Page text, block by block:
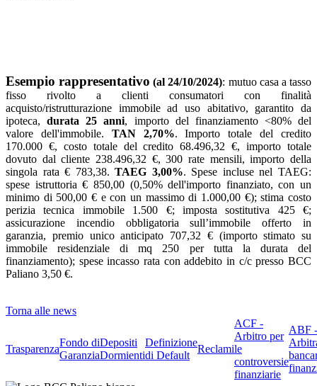
Esempio rappresentativo (al 24/10/2024): mutuo casa a tasso
fisso rivolto a clienti consumatori con finalità
acquisto/ristrutturazione immobile ad uso abitativo, garantito da
ipoteca,durata 25 anni, importo del finanziamento <80% del
valore dell'immobile. TAN 2,70%. Importo totale del credito
170.000 €, costo totale del credito 68.496,32 €, importo totale
dovuto dal cliente 238.496,32 €, 300 rate mensili, importo della
singola rata € 783,38.TAEG 3,00%. Spese incluse nel TAEG:
spese istruttoria € 850,00 (0,50% dell'importo finanziato, con un
minimo di 500,00 € e con un massimo di 1.000,00 €); stima costo
perizia tecnica immobile 1.500 €; imposta sostitutiva 425 €;
assicurazione incendio obbligatoria sull’immobile offerto in
garanzia, premio unico anticipato 707,32 € (importo stimato su
immobile residenziale di mq 250 per tutta la durata del
finanziamento); spese incasso rata con addebito in c/c presso BCC
Paliano 3,50 €.
Torna alle news
Trasparenza
Fondo di
Garanzia
Depositi
Dormienti
Definizione
di Default
Reclami
ACF -
Arbitro per
le
controversie
finanziarie
ABF -